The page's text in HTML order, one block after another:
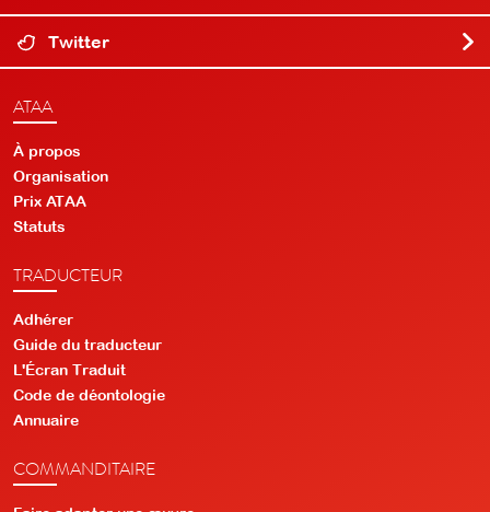
Twitter
ATAA
À propos
Organisation
Prix ATAA
Statuts
TRADUCTEUR
Adhérer
Guide du traducteur
L'Écran Traduit
Code de déontologie
Annuaire
COMMANDITAIRE